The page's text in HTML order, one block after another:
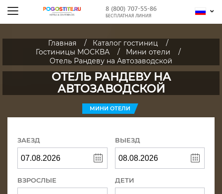
8 (800) 707-55-86
БЕСПЛАТНАЯ ЛИНИЯ
Главная
Каталог гостиниц
Гостиницы МОСКВА
Мини отели
Отель Рандеву на Автозаводской
ОТЕЛЬ РАНДЕВУ НА
АВТОЗАВОДСКОЙ
МИНИ ОТЕЛИ
ЗАЕЗД ВЫЕЗД
ВЗРОСЛЫЕ ДЕТИ